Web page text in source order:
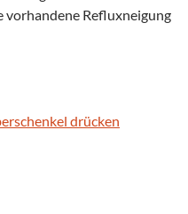
vorhandene Refluxneigung
drücken